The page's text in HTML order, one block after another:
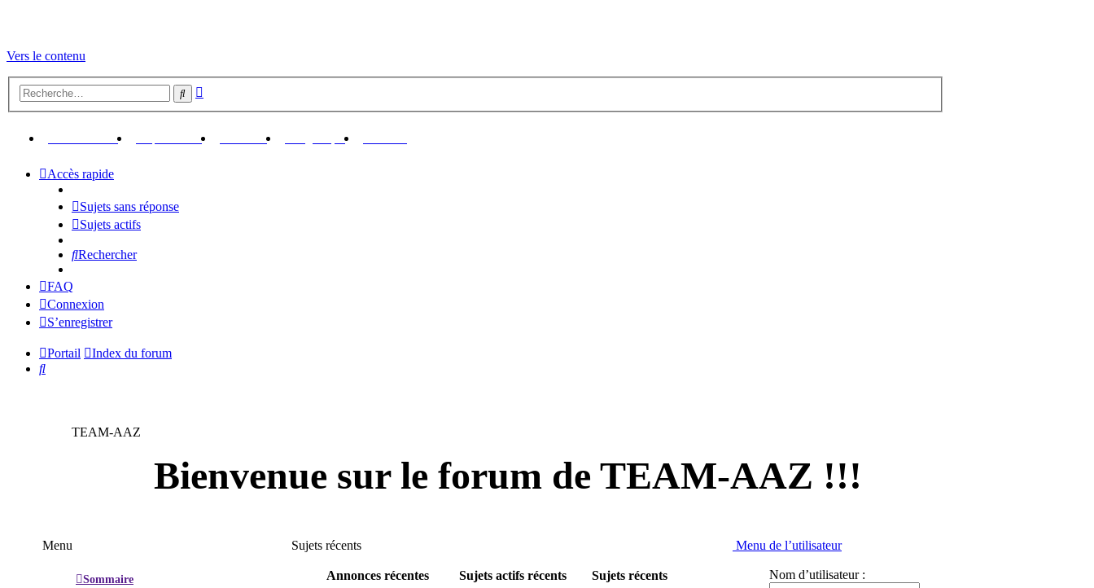
Vers le contenu
Rechercher
Retour au site(Ouvre un nouvel onglet)
Up Your Pics(Ouvre un nouvel onglet)
Librairie(Ouvre un nouvel onglet)
Logithèque(Ouvre un nouvel onglet)
Accès rapide
Sujets sans réponse
Sujets actifs
Rechercher
FAQ
Connexion
S’enregistrer
Portail
Index du forum
Rechercher
TEAM-AAZ
Bienvenue sur le forum de TEAM-AAZ !!!
Sujets récents
Annonces récentes Sujets actifs récents Sujets récents
Menu
Sommaire
Menu de l’utilisateur
Nom d’utilisateur :